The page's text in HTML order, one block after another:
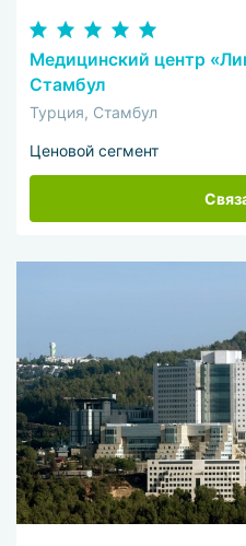
Медицинский центр
Стамбул
Турция, Стамбул
Ценовой сегмент